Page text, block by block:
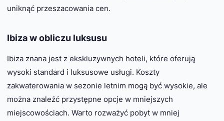
uniknąć przeszacowania cen.
Ibiza w obliczu luksusu
Ibiza znana jest z ekskluzywnych hoteli, które oferują
wysoki standard i luksusowe usługi. Koszty
zakwaterowania w sezonie letnim mogą być wysokie, ale
można znaleźć przystępne opcje w mniejszych
miejscowościach. Warto rozważyć pobyt w mniej